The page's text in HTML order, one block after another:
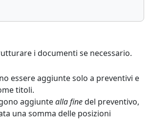
i documenti se necessario.
essere aggiunte solo a preventivi e
titoli.
aggiuntealla finedel preventivo,
una somma delle posizioni